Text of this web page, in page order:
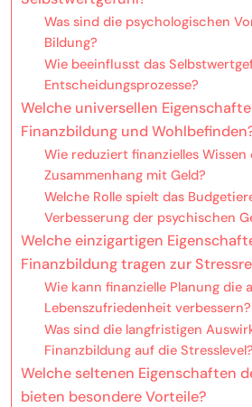
Was sind die psychologischen
Bildung?
Wie beeinflusst das
Entscheidungsprozesse?
Welche universellen
Finanzbildung und
Wie reduziert finanzielles
Zusammenhang mit Geld?
Welche Rolle spielt das
Verbesserung der psychischen
Welche einzigartigen
Finanzbildung tragen zur
Wie kann finanzielle Planung die
Lebenszufriedenheit verbessern?
Was sind die langfristigen
Finanzbildung auf die Stresslevel?
Welche seltenen Eigenschaften
bieten besondere Vorteile?